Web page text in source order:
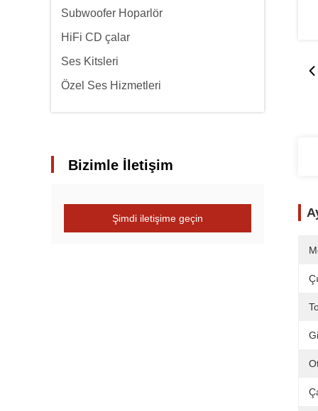
Subwoofer Hoparlör
HiFi CD çalar
Ses Kitsleri
Özel Ses Hizmetleri
Bizimle İletişim
Şimdi iletişime geçin